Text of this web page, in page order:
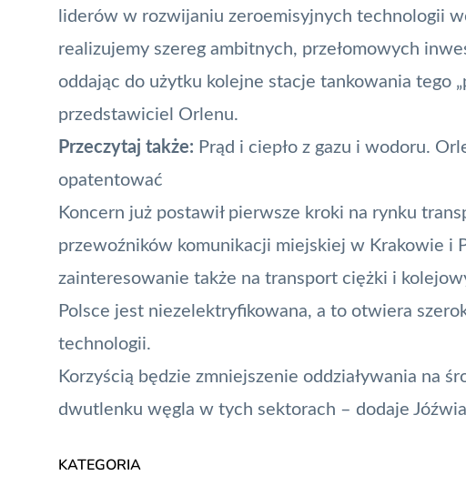
liderów w rozwijaniu zeroemisyjnych technologii
realizujemy szereg ambitnych, przełomowych
oddając do użytku kolejne stacje tankowania tego
przedstawiciel Orlenu.
Przeczytaj także: Prąd i ciepło z gazu i wodoru.
opatentować
Koncern już postawił pierwsze kroki na rynku
przewoźników komunikacji miejskiej w Krakowie i
zainteresowanie także na transport ciężki i
Polsce jest niezelektryfikowana, a to otwiera
technologii.
Korzyścią będzie zmniejszenie oddziaływania na
dwutlenku węgla w tych sektorach – dodaje
KATEGORIA